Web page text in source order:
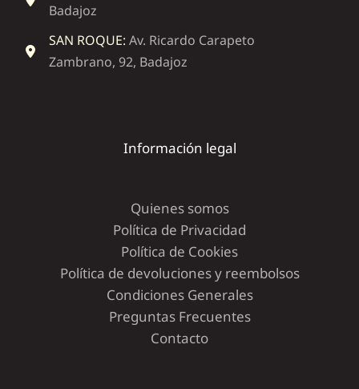
Badajoz
SAN ROQUE: Av. Ricardo Carapeto
Zambrano, 92, Badajoz
Información legal
Quienes somos
Política de Privacidad
Política de Cookies
Política de devoluciones y reembolsos
Condiciones Generales
Preguntas Frecuentes
Contacto